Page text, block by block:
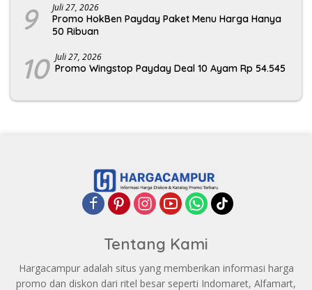
9 Juli 27, 2026
Promo HokBen Payday Paket Menu Harga Hanya
50 Ribuan
10 Juli 27, 2026
Promo Wingstop Payday Deal 10 Ayam Rp 54.545
Tentang Kami
Hargacampur adalah situs yang memberikan informasi harga
promo dan diskon dari ritel besar seperti Indomaret, Alfamart,